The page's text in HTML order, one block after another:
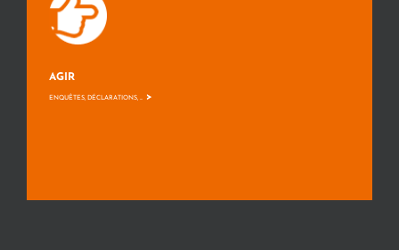
AGIR
ENQUÊTES, DÉCLARATIONS, ... >